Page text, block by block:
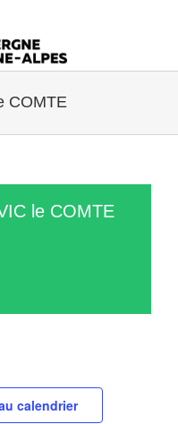
COMTE
le COMTE
calendrier